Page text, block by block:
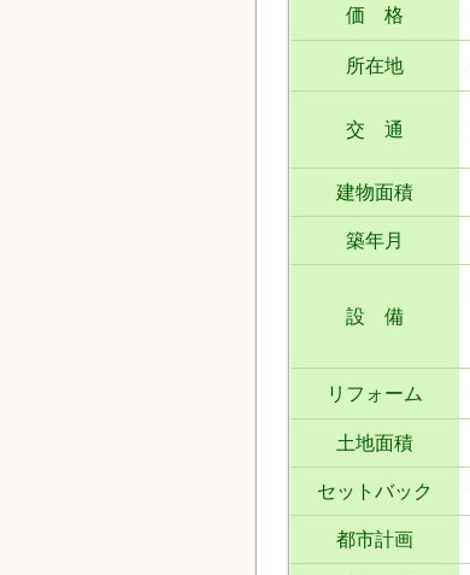
価 格
所在地
交 通
建物面積
築年月
設 備
リフォーム
土地面積
セットバック
都市計画